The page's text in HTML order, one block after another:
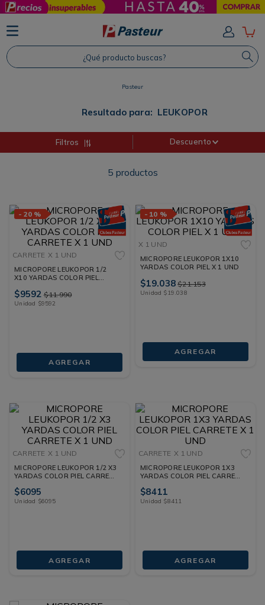
¿Qué producto buscas?
Pasteur
Resultado para: LEUKOPOR
Filtros Descuento
5 productos
- 20 %
CARRETE X 1 UND
MICROPORE LEUKOPOR 1/2
X10 YARDAS COLOR PIEL
$9592 $11.990
Unidad $9592
AGREGAR
- 10 %
X 1 UND
MICROPORE LEUKOPOR 1X10
YARDAS COLOR PIEL X 1 UND
$19.038 $21.153
Unidad $19 .038
AGREGAR
CARRETE X 1 UND
MICROPORE LEUKOPOR 1/2 X3
YARDAS COLOR PIEL CARRETE
$6095
Unidad $6095
AGREGAR
CARRETE X 1 UND
MICROPORE LEUKOPOR 1X3
YARDAS COLOR PIEL CARRETE
$8411
Unidad $8411
AGREGAR
TÉRMINOS MÁS BUSCADOS
1. Protector Solar
2. Shampoo